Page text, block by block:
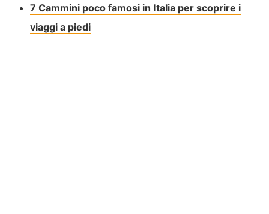
7 Cammini poco famosi in Italia per scoprire i
viaggi a piedi